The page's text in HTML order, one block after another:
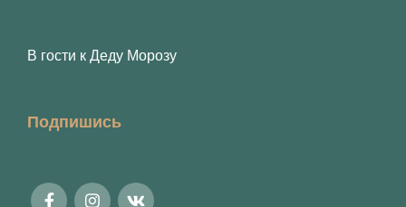
В гости к Деду Морозу
Подпишись